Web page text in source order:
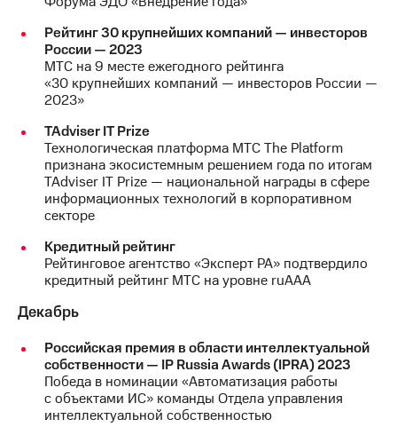
Рейтинг 30 крупнейших компаний — инвесторов
России — 2023
МТС на 9 месте ежегодного рейтинга
«30 крупнейших компаний — инвесторов России —
2023»
TAdviser IT Prize
Технологическая платформа МТС The Platform
признана экосистемным решением года по итогам
TAdviser IT Prize — национальной награды в сфере
информационных технологий в корпоративном
секторе
Кредитный рейтинг
Рейтинговое агентство «Эксперт РА» подтвердило
кредитный рейтинг МТС на уровне ruAAA
Декабрь
Российская премия в области интеллектуальной
собственности — IP Russia Awards (IPRA) 2023
Победа в номинации «Автоматизация работы
с объектами ИС» команды Отдела управления
интеллектуальной собственностью